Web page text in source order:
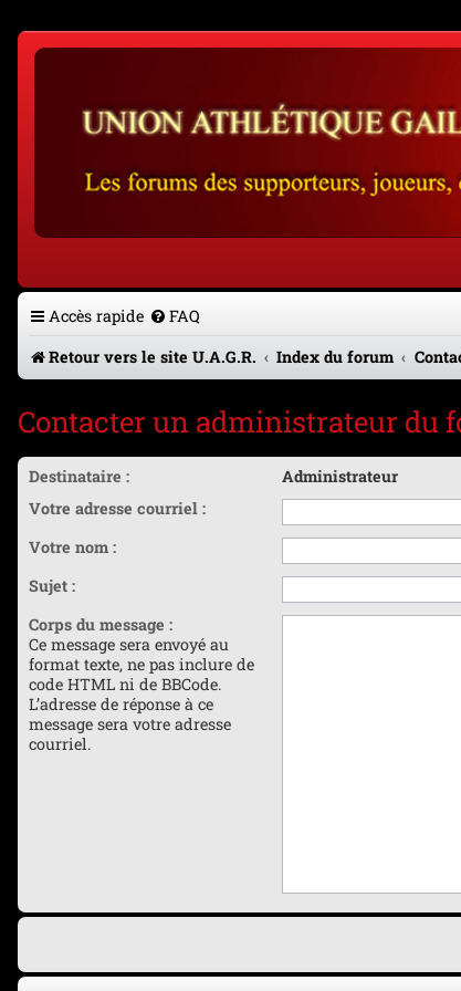
Accès rapide FAQ
Retour vers le site U.A.G.R.
Index du forum
Contacter un administrateur du
Destinataire :
Administrateur
Votre adresse courriel :
Votre nom :
Sujet :
Corps du message :
Ce message sera envoyé au
format texte, ne pas inclure de
code HTML ni de BBCode.
L’adresse de réponse à ce
message sera votre adresse
courriel.